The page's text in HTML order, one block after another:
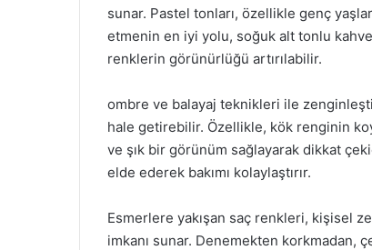
sunar. Pastel tonları, özellikle genç
etmenin en iyi yolu, soğuk alt tonlu
renklerin görünürlüğü artırılabilir.
ombre ve balayaj teknikleri ile
hale getirebilir. Özellikle, kök renginin
ve şık bir görünüm sağlayarak dikkat
elde ederek bakımı kolaylaştırır.
Esmerlere yakışan saç renkleri, kişisel
imkanı sunar. Denemekten korkmadan,